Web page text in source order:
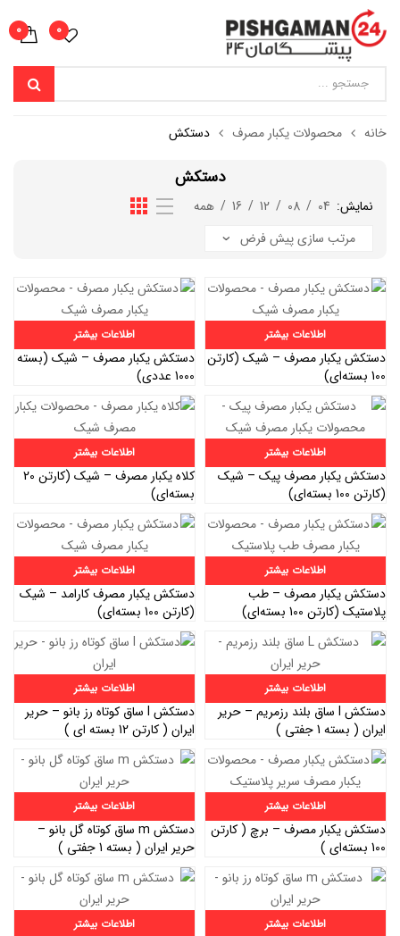
0
0
خانه محصولات یکبار مصرف دستکش
دستکش
نمایش: 04
/
08
/
12
/
16
/ همه
اطلاعات بیشتر
دستکش یکبار مصرف – شیک (کارتن
100 بسته‌ای)
اطلاعات بیشتر
دستکش یکبار مصرف – شیک (بسته
1000 عددی)
اطلاعات بیشتر
دستکش یکبار مصرف پیک – شیک
(کارتن 100 بسته‌ای)
اطلاعات بیشتر
کلاه یکبار مصرف – شیک (کارتن 20
بسته‌ای)
اطلاعات بیشتر
دستکش یکبار مصرف – طب
پلاستیک (کارتن 100 بسته‌ای)
اطلاعات بیشتر
دستکش یکبار مصرف کارامد – شیک
(کارتن 100 بسته‌ای)
اطلاعات بیشتر
دستکش l ساق بلند رزمریم – حریر
ایران ( بسته 1 جفتی )
اطلاعات بیشتر
دستکش l ساق کوتاه رز بانو – حریر
ایران ( کارتن 12 بسته ای )
اطلاعات بیشتر
دستکش یکبار مصرف – برچ ( کارتن
100 بسته‌ای )
اطلاعات بیشتر
دستکش m ساق کوتاه گل بانو –
حریر ایران ( بسته 1 جفتی )
اطلاعات بیشتر اطلاعات بیشتر